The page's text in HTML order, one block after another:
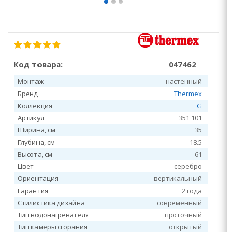
Код товара: 047462
Монтаж
настенный
Бренд
Thermex
Коллекция
G
Артикул
351 101
Ширина, см
35
Глубина, см
18.5
Высота, см
61
Цвет
серебро
Ориентация
вертикальный
Гарантия
2 года
Стилистика дизайна
современный
Тип водонагревателя
проточный
Тип камеры сгорания
открытый